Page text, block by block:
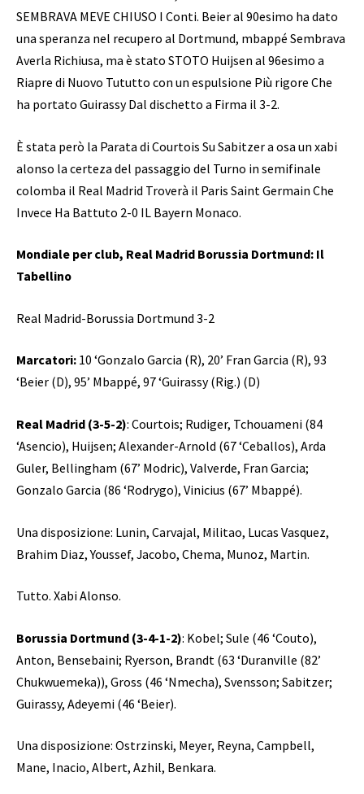
SEMBRAVA MEVE CHIUSO I Conti. Beier al 90esimo ha dato
una speranza nel recupero al Dortmund, mbappé Sembrava
Averla Richiusa, ma è stato STOTO Huijsen al 96esimo a
Riapre di Nuovo Tututto con un espulsione Più rigore Che
ha portato Guirassy Dal dischetto a Firma il 3-2.
È stata però la Parata di Courtois Su Sabitzer a osa un xabi
alonso la certeza del passaggio del Turno in semifinale
colomba il Real Madrid Troverà il Paris Saint Germain Che
Invece Ha Battuto 2-0 IL Bayern Monaco.
Mondiale per club, Real Madrid Borussia Dortmund: Il
Tabellino
Real Madrid-Borussia Dortmund 3-2
Marcatori: 10 ‘Gonzalo Garcia (R), 20’ Fran Garcia (R), 93
‘Beier (D), 95’ Mbappé, 97 ‘Guirassy (Rig.) (D)
Real Madrid (3-5-2): Courtois; Rudiger, Tchouameni (84
‘Asencio), Huijsen; Alexander-Arnold (67 ‘Ceballos), Arda
Guler, Bellingham (67’ Modric), Valverde, Fran Garcia;
Gonzalo Garcia (86 ‘Rodrygo), Vinicius (67’ Mbappé).
Una disposizione: Lunin, Carvajal, Militao, Lucas Vasquez,
Brahim Diaz, Youssef, Jacobo, Chema, Munoz, Martin.
Tutto. Xabi Alonso.
Borussia Dortmund (3-4-1-2): Kobel; Sule (46 ‘Couto),
Anton, Bensebaini; Ryerson, Brandt (63 ‘Duranville (82’
Chukwuemeka)), Gross (46 ‘Nmecha), Svensson; Sabitzer;
Guirassy, ​​Adeyemi (46 ‘Beier).
Una disposizione: Ostrzinski, Meyer, Reyna, Campbell,
Mane, Inacio, Albert, Azhil, Benkara.